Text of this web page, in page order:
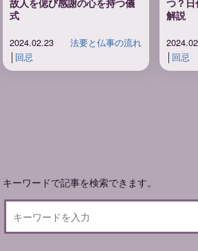
式
2024.02.23
法要と仏事の流れ
│ 回忌
解説
│ 回忌
キーワードで記事を検索できます。